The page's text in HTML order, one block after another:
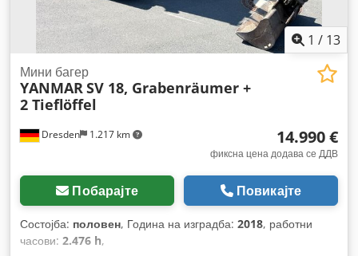
1 / 13
Dresden 1.217 km
Мини багер
YANMARSV 18, Grabenräumer +
2 Tieflöffel
14.990 €
фиксна цена додава се ДДВ
Побарајте Повикајте
Состојба: половен, Година на изградба: 2018, работни
часови: 2.476 h,